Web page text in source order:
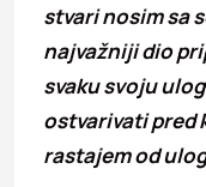
stvari nosim sa
najvažniji dio
svaku svoju
ostvarivati pred
rastajem od